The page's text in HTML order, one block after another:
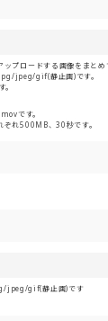
プロードする画像をまと
jpeg/gif(静止画)です。
です。
ぞれ500MB、30秒です。
jpeg/gif(静止画)です